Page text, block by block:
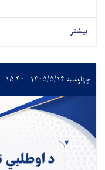
بیشتر
چهارشنبه ۱۴۰۵/۵/۱۴ - ۱۵:۴۰